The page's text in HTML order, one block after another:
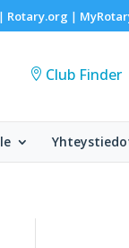
Rotary.org |
Club Finder